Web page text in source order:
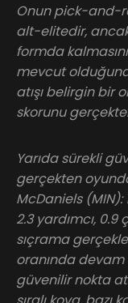
Onun pick-and-
alt-elitedir,
formda
mevcut
atışı belirgin bir
skorunu
Yarıda sürekli
gerçekten
McDaniels (MIN):
2.3 yardımcı,
sıçrama
oranında
güvenilir nokta